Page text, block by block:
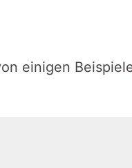
einigen